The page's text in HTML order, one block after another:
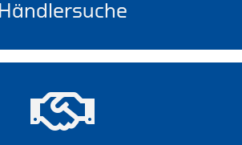
Händlersuche